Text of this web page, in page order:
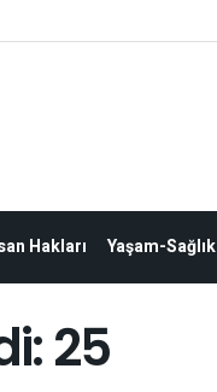
Hakları Yaşam-Sağlık
25